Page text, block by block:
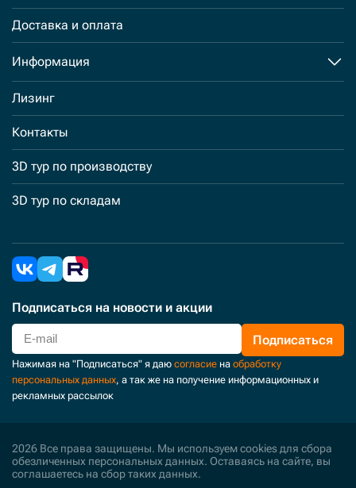
Доставка и оплата
Информация
Лизинг
Контакты
3D тур по производству
3D тур по складам
Подписаться на новости и акции
Подписаться
Нажимая на "Подписаться" я даю согласие на обработку
персональных данных, а так же на получение информационных и
рекламных рассылок
2026 Все права защищены. Мы используем cookies для сбора
обезличенных персональных данных. Оставаясь на сайте, вы
соглашаетесь на сбор таких данных.